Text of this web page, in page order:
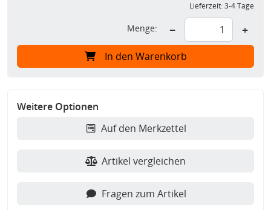
Lieferzeit:3-4 Tage
Menge: − +
In den Warenkorb
Weitere Optionen
Auf den Merkzettel
Artikel vergleichen
Fragen zum Artikel